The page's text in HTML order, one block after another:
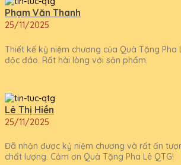
Phạm Văn Thanh
25/11/2025
Thiết kế kỷ niệm chương của Quà Tặng Pha
độc đáo. Rất hài lòng với sản phẩm.
Lê Thị Hiền
25/11/2025
Đã nhận được kỷ niệm chương và rất ấn
chất lượng. Cảm ơn Quà Tặng Pha Lê QTG!